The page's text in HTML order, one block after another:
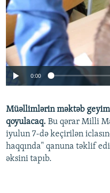
0:00
Müəllimlərin məktəb
qoyulacaq. Bu qərar Milli
iyulun 7-də keçirilən
haqqında" qanuna təklif
əksini tapıb.